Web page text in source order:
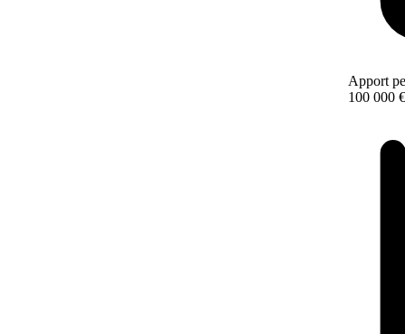
Apport
100 000 €